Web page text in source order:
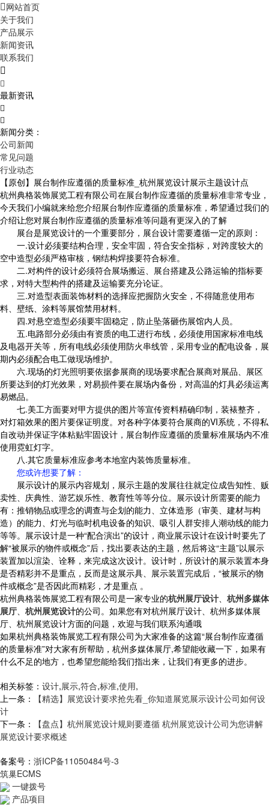
网站首页
关于我们
产品展示
新闻资讯
联系我们


最新资讯


新闻分类：
公司新闻
常见问题
行业动态
【原创】展台制作应遵循的质量标准_杭州展览设计展示主题设计点
杭州典格装饰展览工程有限公司在展台制作应遵循的质量标准非常专业，
今天我们小编就来给您介绍展台制作应遵循的质量标准，希望通过我们的
介绍让您对展台制作应遵循的质量标准等问题有更深入的了解
展台是展览设计的一个重要部分，展台设计需要遵循一定的原则：
一.设计必须要结构合理，安全牢固，符合安全指标，对跨度较大的
空中造型必须严格审核，钢结构焊接要符合标准。
二.对构件的设计必须符合展场搬运、展台搭建及公路运输的指标要
求，对特大型构件的搭建及运输要充分论证。
三.对造型表面装饰材料的选择应把握防火安全，不得随意使用布
料、壁纸、涂料等展馆禁用材料。
四.对悬空造型必须要牢固稳定，防止坠落砸伤展馆内人员。
五.电路部分必须由有资质的电工进行布线，必须使用国家标准电线
及电器开关等，所有电线必须使用防火串线管，采用专业的配电设备，展
期内必须配合电工做现场维护。
六.现场的灯光照明要依据参展商的现场要求配合展商对展品、展区
所要达到的灯光效果，对易损件要在展场内备份，对高温的灯具必须运离
易燃品。
七.美工方面要对甲方提供的图片等宣传资料精确印制，装裱整齐，
对灯箱效果的图片要保证明度。对各种字体要符合展商的VI系统，不得私
自改动并保证字体粘贴牢固设计，展台制作应遵循的质量标准展场内不准
使用霓虹灯字。
八.其它质量标准应参考本地室内装饰质量标准。
您或许想要了解 ：
展示设计的展示内容规划，展示主题的发展往往就定位成告知性、贩
卖性、庆典性、游艺娱乐性、教育性等等分位。展示设计所需要的能力
有：推销物品或理念的调查与企划的能力、立体造形（审美、建材与构
造）的能力、灯光与临时机电设备的知识、吸引人群安排人潮动线的能力
等等。展示设计是一种“配合演出”的设计，商业展示设计在设计时要先了
解“被展示的物件或概念”后，找出要表达的主题，然后将这“主题”以展示
装置加以渲染、诠释，来完成这次设计。设计时，所设计的展示装置本身
是否精彩并不是重点，反而是这展示具、展示装置完成后，“被展示的物
件或概念”是否因此而精彩，才是重点 。
杭州典格装饰展览工程有限公司是一家专业的杭州展厅设计、 杭州多媒体
展厅、 杭州展览设计的公司。如果您有对杭州展厅设计、杭州多媒体展
厅、杭州展览设计方面的问题，欢迎与我们联系沟通哦
如果杭州典格装饰展览工程有限公司为大家准备的这篇“展台制作应遵循
的质量标准”对大家有所帮助， 杭州多媒体展厅,希望能收藏一下，如果有
什么不足的地方，也希望您能给我们指出来，让我们有更多的进步。
相关标签： 设计,展示,符合,标准,使用,
上一条：
【精选】展览设计要求抢先看_你知道展览展示设计公司如何设
计
下一条：
【盘点】杭州展览设计规则要遵循 杭州展览设计公司为您讲解
展览设计要求概述
备案号： 浙ICP备11050484号-3
筑巢ECMS
一键拨号
产品项目